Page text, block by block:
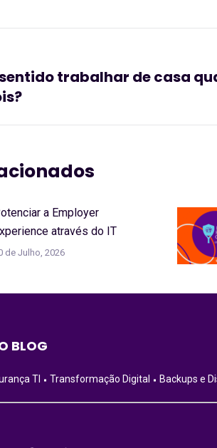
trabalhar de casa
a Employer
através do IT
de Julho, 2026
BLOG
TI Transformação Digital Backups e